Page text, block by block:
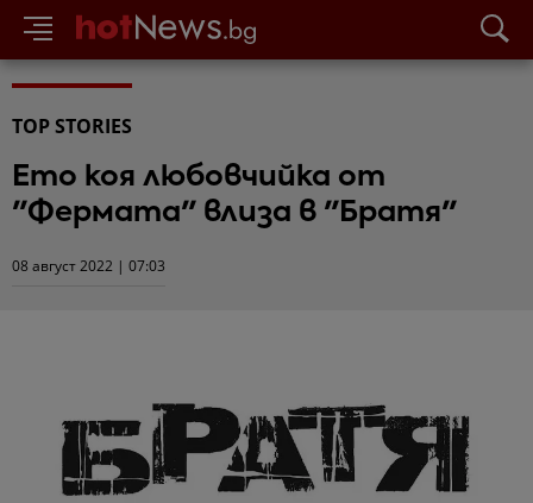
TOP STORIES
Ето коя любовчийка от
"Фермата" влиза в "Братя"
08 август 2022 | 07:03